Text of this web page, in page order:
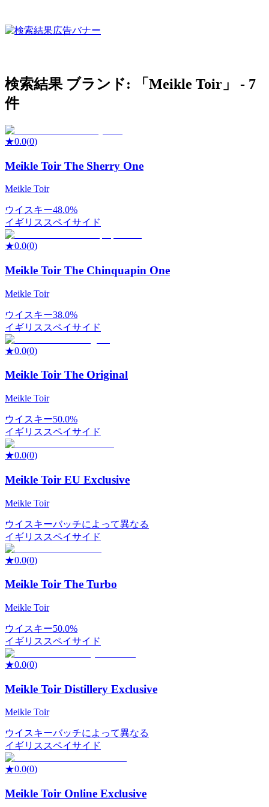
検索結果 ブランド: 「 Meikle Toir 」 - 7
件
★0.0(0)
Meikle Toir The Sherry One
Meikle Toir
ウイスキー48.0%
イギリス スペイサイド
★0.0(0)
Meikle Toir The Chinquapin One
Meikle Toir
ウイスキー38.0%
イギリス スペイサイド
★0.0(0)
Meikle Toir The Original
Meikle Toir
ウイスキー50.0%
イギリス スペイサイド
★0.0(0)
Meikle Toir EU Exclusive
Meikle Toir
ウイスキーバッチによって異なる
イギリス スペイサイド
★0.0(0)
Meikle Toir The Turbo
Meikle Toir
ウイスキー50.0%
イギリス スペイサイド
★0.0(0)
Meikle Toir Distillery Exclusive
Meikle Toir
ウイスキーバッチによって異なる
イギリススペイサイド
★0.0(0)
Meikle Toir Online Exclusive